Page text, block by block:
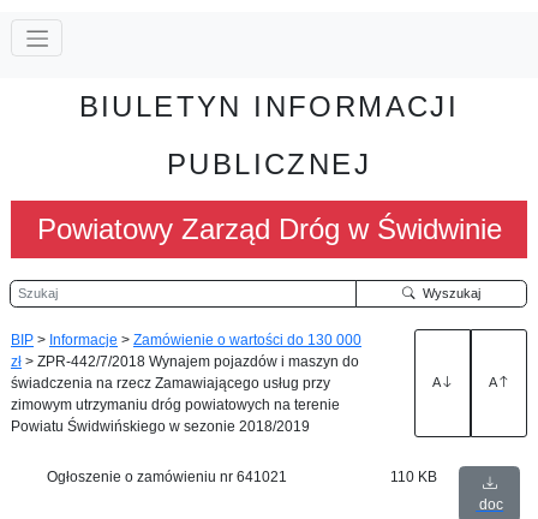
BIULETYN INFORMACJI
PUBLICZNEJ
Powiatowy Zarząd Dróg w Świdwinie
Szukaj Wyszukaj
BIP > Informacje > Zamówienie o wartości do 130 000
zł > ZPR-442/7/2018 Wynajem pojazdów i maszyn do
świadczenia na rzecz Zamawiającego usług przy
zimowym utrzymaniu dróg powiatowych na terenie
Powiatu Świdwińskiego w sezonie 2018/2019
A A
Ogłoszenie o zamówieniu nr 641021
110 KB
doc